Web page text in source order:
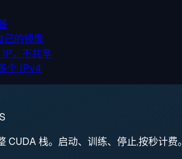
己的镜像
，不共享
个 IPv4
栈。启动、训练、停止,按秒计费。